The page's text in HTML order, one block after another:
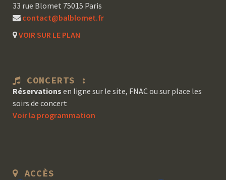
33 rue Blomet 75015 Paris
contact@balblomet.fr
VOIR SUR LE PLAN
CONCERTS :
Réservations en ligne sur le site, FNAC ou sur place les
soirs de concert
Voir la programmation
ACCÈS